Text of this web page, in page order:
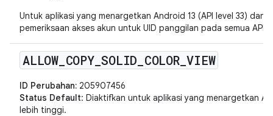
Untuk aplikasi yang menargetkan Android 13 (API level 33) dan
pemeriksaan akses akun untuk UID panggilan pada semua API
ALLOW_ COPY_SOLID COLOR_VIEW
ID Perubahan: 205907456
Status Default: Diaktifkan untuk aplikasi yang menargetkan
lebih tinggi.